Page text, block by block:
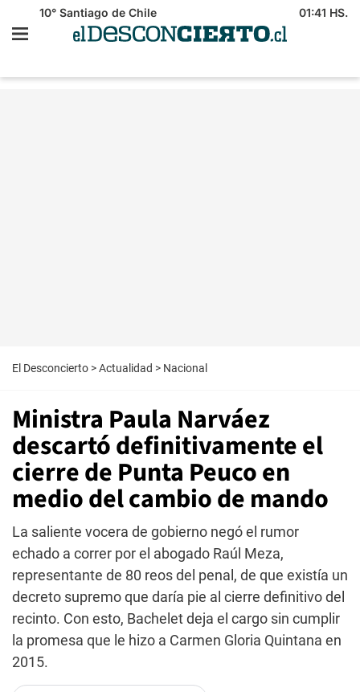
10° Santiago de Chile 01:41 HS.
El Desconcierto >Actualidad > Nacional
Ministra Paula Narváez
descartó definitivamente el
cierre de Punta Peuco en
medio del cambio de mando
La saliente vocera de gobierno negó el rumor
echado a correr por el abogado Raúl Meza,
representante de 80 reos del penal, de que existía un
decreto supremo que daría pie al cierre definitivo del
recinto. Con esto, Bachelet deja el cargo sin cumplir
la promesa que le hizo a Carmen Gloria Quintana en
2015.